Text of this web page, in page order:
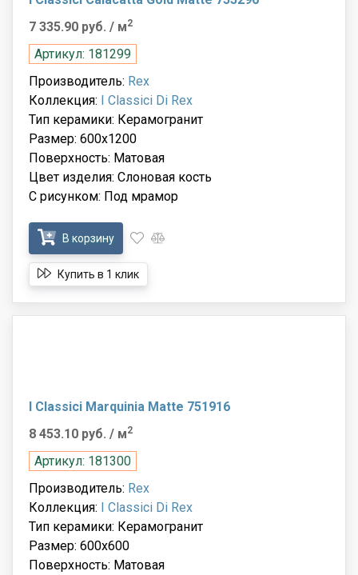
7 335.90 руб. / м2
Артикул: 181299
Производитель: Rex
Коллекция: I Classici Di Rex
Тип керамики: Керамогранит
Размер: 600x1200
Поверхность: Матовая
Цвет изделия: Слоновая кость
С рисунком: Под мрамор
В корзину
Купить в 1 клик
I Classici Marquinia Matte 751916
8 453.10 руб. / м2
Артикул: 181300
Производитель: Rex
Коллекция: I Classici Di Rex
Тип керамики: Керамогранит
Размер: 600x600
Поверхность: Матовая